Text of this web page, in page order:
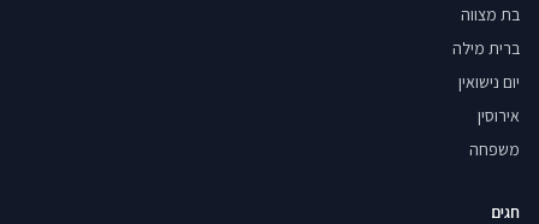
בת מצווה
ברית מילה
יום נישואין
אירוסין
משפחה
חגים